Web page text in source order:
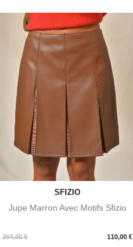
SFIZIO
Jupe Marron Avec Motifs Sfizio
204,00 € 110,00 €
Prix